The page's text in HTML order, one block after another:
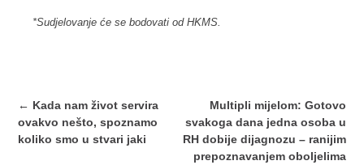
*Sudjelovanje će se bodovati od HKMS.
Post
navigation
← Kada nam život servira
ovakvo nešto, spoznamo
koliko smo u stvari jaki
Multipli mijelom: Gotovo
svakoga dana jedna osoba u
RH dobije dijagnozu – ranijim
prepoznavanjem oboljelima